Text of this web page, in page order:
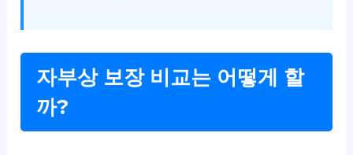
자부상 보장 비교는 어떻게 할
까?